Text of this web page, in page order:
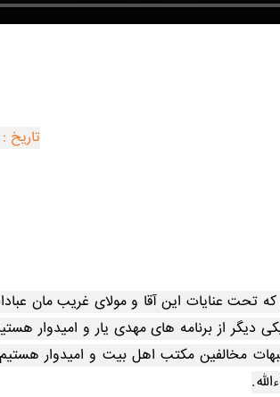
تاریخ : 10 اردیبهشت 1400
عنایات این آقا و مولای غریب مان
دیگر از برنامه های مهدی یار و امیدوار
مخالفین مکتب اهل بیت و امیدوار